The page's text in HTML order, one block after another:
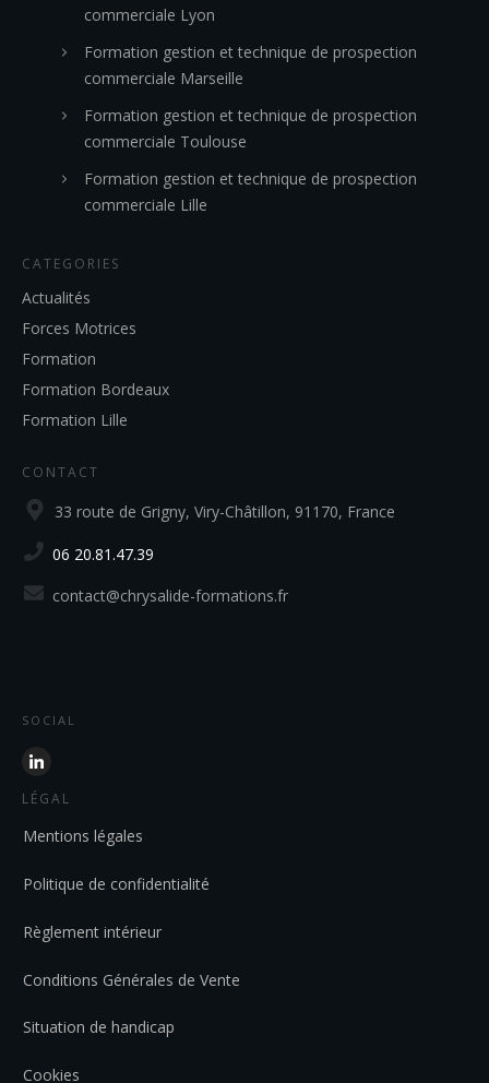
commerciale Lyon
Formation gestion et technique de prospection
commerciale Marseille
Formation gestion et technique de prospection
commerciale Toulouse
Formation gestion et technique de prospection
commerciale Lille
CATEGORIES
Actualités
Forces Motrices
Formation
Formation Bordeaux
Formation Lille
CONTACT
33 route de Grigny, Viry-Châtillon, 91170, France
06 20.81.47.39
contact@chrysalide-formations.fr
SOCIAL
LÉGAL
Mentions légales
Politique de confidentialité
Règlement intérieur
Conditions Générales de Vente
Situation de handicap
Cookies